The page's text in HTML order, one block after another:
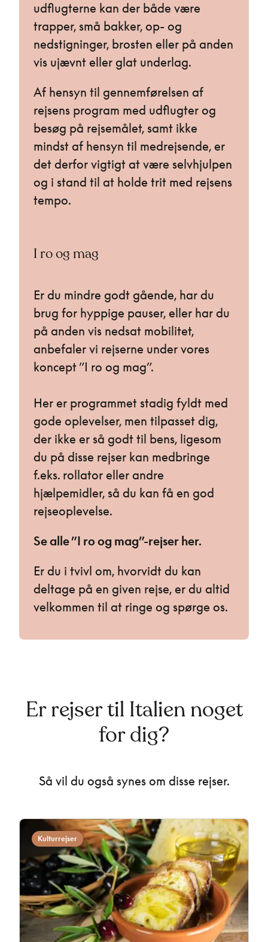
udflugterne kan der både være
trapper, små bakker, op- og
nedstigninger, brosten eller på anden
vis ujævnt eller glat underlag.
Af hensyn til gennemførelsen af
rejsens program med udflugter og
besøg på rejsemålet, samt ikke
mindst af hensyn til medrejsende, er
det derfor vigtigt at være selvhjulpen
og i stand til at holde trit med rejsens
tempo.
I ro og mag
Er du mindre godt gående, har du
brug for hyppige pauser, eller har du
på anden vis nedsat mobilitet,
anbefaler vi rejserne under vores
koncept ”I ro og mag”.
Her er programmet stadig fyldt med
gode oplevelser, men tilpasset dig,
der ikke er så godt til bens, ligesom
du på disse rejser kan medbringe
f.eks. rollator eller andre
hjælpemidler, så du kan få en god
rejseoplevelse.
Se alle ”I ro og mag”-rejser her.
Er du i tvivl om, hvorvidt du kan
deltage på en given rejse, er du altid
velkommen til at ringe og spørge os.
Er rejser til Italien noget
for dig?
Så vil du også synes om disse rejser.
Kulturrejser